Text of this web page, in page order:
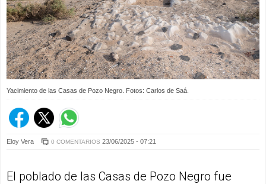
Yacimiento de las Casas de Pozo Negro. Fotos: Carlos de Saá.
Eloy Vera 0 COMENTARIOS 23/06/2025 - 07:21
El poblado de las Casas de Pozo Negro fue